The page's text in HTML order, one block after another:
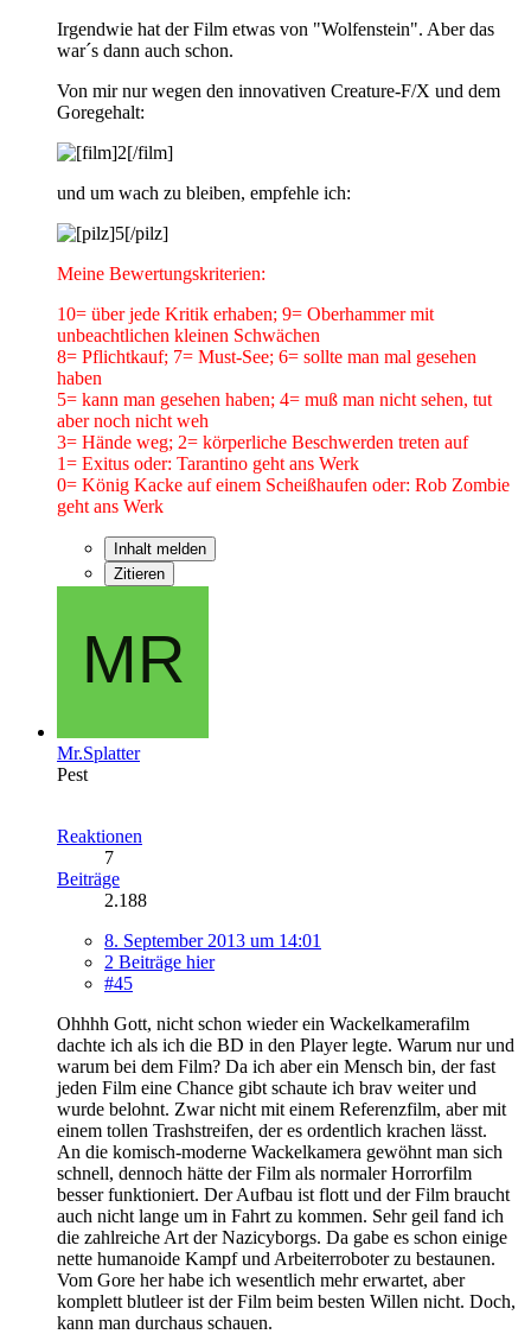
Irgendwie hat der Film etwas von "Wolfenstein". Aber das
war´s dann auch schon.
Von mir nur wegen den innovativen Creature-F/X und dem
Goregehalt:
und um wach zu bleiben, empfehle ich:
Meine Bewertungskriterien:
10= über jede Kritik erhaben; 9= Oberhammer mit
unbeachtlichen kleinen Schwächen
8= Pflichtkauf; 7= Must-See; 6= sollte man mal gesehen
haben
5= kann man gesehen haben; 4= muß man nicht sehen, tut
aber noch nicht weh
3= Hände weg; 2= körperliche Beschwerden treten auf
1= Exitus oder: Tarantino geht ans Werk
0= König Kacke auf einem Scheißhaufen oder: Rob Zombie
geht ans Werk
Inhalt melden
Zitieren
Mr.Splatter
Pest
Reaktionen
7
Beiträge
2.188
8. September 2013 um 14:01
2 Beiträge hier
#45
Ohhhh Gott, nicht schon wieder ein Wackelkamerafilm
dachte ich als ich die BD in den Player legte. Warum nur und
warum bei dem Film? Da ich aber ein Mensch bin, der fast
jeden Film eine Chance gibt schaute ich brav weiter und
wurde belohnt. Zwar nicht mit einem Referenzfilm, aber mit
einem tollen Trashstreifen, der es ordentlich krachen lässt.
An die komisch-moderne Wackelkamera gewöhnt man sich
schnell, dennoch hätte der Film als normaler Horrorfilm
besser funktioniert. Der Aufbau ist flott und der Film braucht
auch nicht lange um in Fahrt zu kommen. Sehr geil fand ich
die zahlreiche Art der Nazicyborgs. Da gabe es schon einige
nette humanoide Kampf und Arbeiterroboter zu bestaunen.
Vom Gore her habe ich wesentlich mehr erwartet, aber
komplett blutleer ist der Film beim besten Willen nicht. Doch,
kann man durchaus schauen.